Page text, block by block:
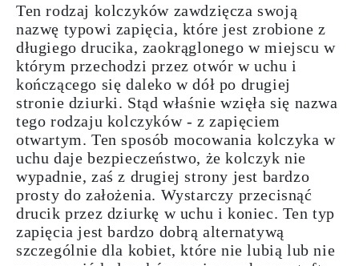
Ten rodzaj kolczyków zawdzięcza swoją
nazwę typowi zapięcia, które jest zrobione z
długiego drucika, zaokrąglonego w miejscu w
którym przechodzi przez otwór w uchu i
kończącego się daleko w dół po drugiej
stronie dziurki. Stąd właśnie wzięła się nazwa
tego rodzaju kolczyków - z zapięciem
otwartym. Ten sposób mocowania kolczyka w
uchu daje bezpieczeństwo, że kolczyk nie
wypadnie, zaś z drugiej strony jest bardzo
prosty do założenia. Wystarczy przecisnąć
drucik przez dziurkę w uchu i koniec. Ten typ
zapięcia jest bardzo dobrą alternatywą
szczególnie dla kobiet, którenie lubią lub nie